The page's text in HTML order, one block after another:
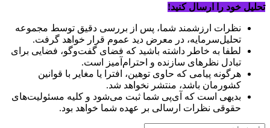
تحلیل خود را ارسال کنید!
نظرات ارزشمند شما، پس از بررسی دقیق توسط مجموعه
تحلیل‌سرمایه، در معرض دید عموم قرار خواهد گرفت.
لطفا به خاطر داشته باشید که فضای گفت‌وگو، فضایی برای
تبادل نظرهای سازنده و احترام‌آمیز است.
هرگونه پیامی که حاوی توهین، افترا یا مغایر با قوانین
کشورمان باشد، منتشر نخواهد شد.
بدیهی است که آی‌پی شما ثبت می‌شود و کلیه مسئولیت‌های
حقوقی نظرات ارسالی بر عهده شما خواهد بود.